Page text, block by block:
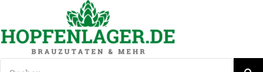
springen